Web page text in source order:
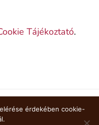
Tájékoztató.
COOKIE TÁJÉKOZTATÓ
érdekében cookie-